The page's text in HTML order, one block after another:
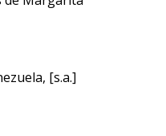
[s.a.]